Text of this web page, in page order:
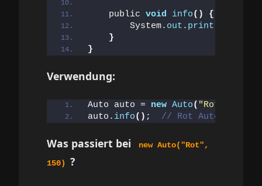
    public
void info()
{
        System.
out . println
}
}
Verwendung:
Auto auto = new Auto( "Rot"
auto. info() ; // Rot Auto mit 150
Was passiert bei
new Auto("Rot",
150)
?